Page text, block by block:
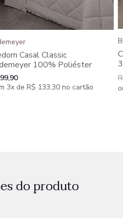
Casal Classic
100% Poliéster
3x de R$ 133,30 no cartão
do produto